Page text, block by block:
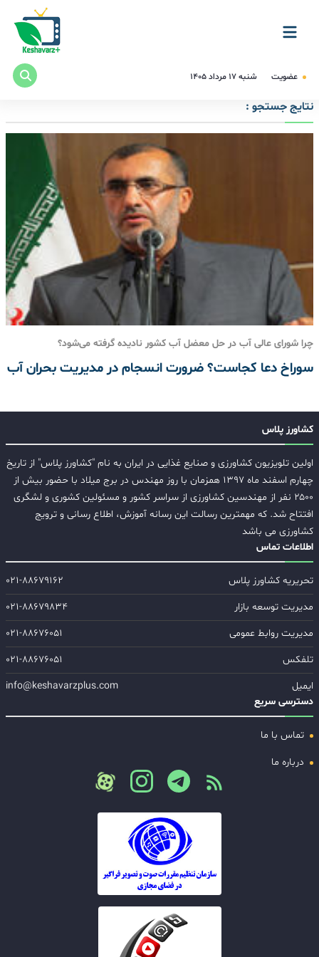
عضویت شنبه ۱۷ مرداد ۱۴۰۵
نتایج جستجو :
چرا شورای عالی آب در حل معضل آب کشور نادیده گرفته می‌شود؟
سوراخ دعا کجاست؟ ضرورت انسجام در مدیریت بحران آب
کشاورز پلاس
اولین تلویزیون کشاورزی و صنایع غذایی در ایران به نام "کشاورز پلاس" از تاریخ
چهارم اسفند ماه ۱۳۹۷ همزمان با روز مهندس در برج میلاد با حضور بیش از
۲۵۰۰ نفر از مهندسین کشاورزی از سراسر کشور و مسئولین کشوری و لشگری
افتتاح شد. که مهمترین رسالت این رسانه آموزش، اطلاع رسانی و ترویج
کشاورزی می باشد
اطلاعات تماس
تحریریه کشاورز پلاس
۰۲۱-۸۸۶۷۹۱۶۲
مدیریت توسعه بازار
۰۲۱-۸۸۶۷۹۸۳۴
مدیریت روابط عمومی
۰۲۱-۸۸۶۷۶۰۵۱
تلفکس
۰۲۱-۸۸۶۷۶۰۵۱
ایمیل
info@keshavarzplus.com
دسترسی سریع
تماس با ما
درباره ما